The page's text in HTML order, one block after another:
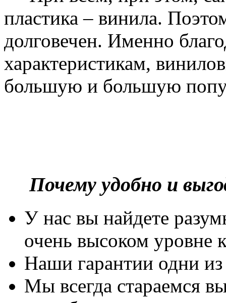
пластика – винила.
долговечен. Именно
характеристикам,
большую и большую
Почему удобно и
У нас вы найдете
очень высоком уровне
Наши гарантии одни
Мы всегда стараемся